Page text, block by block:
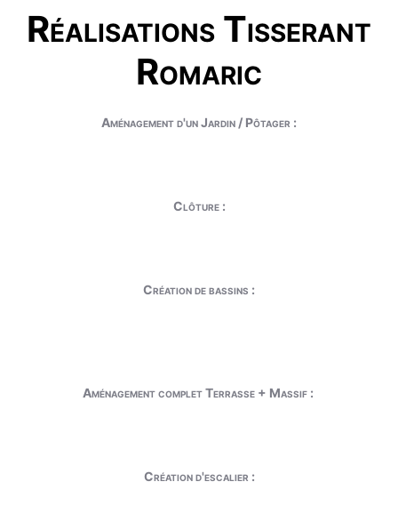
Réalisations Tisserant
Romaric
Aménagement d'un Jardin / Pôtager :
Clôture :
Création de bassins :
Aménagement complet Terrasse + Massif :
Création d'escalier :